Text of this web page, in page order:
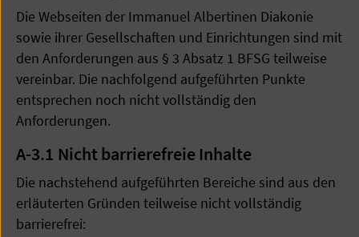
Die Webseiten der Immanuel Albertinen Diakonie
sowie ihrer Gesellschaften und Einrichtungen sind mit
den Anforderungen aus § 3 Absatz 1 BFSG teilweise
vereinbar. Die nachfolgend aufgeführten Punkte
entsprechen noch nicht vollständig den
Anforderungen.
A-3.1 Nicht barrierefreie Inhalte
Die nachstehend aufgeführten Bereiche sind aus den
erläuterten Gründen teilweise nicht vollständig
barrierefrei: